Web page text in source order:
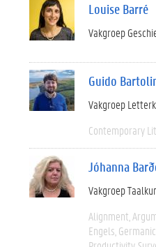
Louise Barré
Vakgroep
Guido
Vakgroep
Contemporary
Jóhanna
Vakgroep
Alignment
Engels